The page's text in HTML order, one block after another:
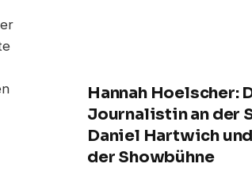
Hannah Hoelscher:
Journalistin an der
Daniel Hartwich
der Showbühne